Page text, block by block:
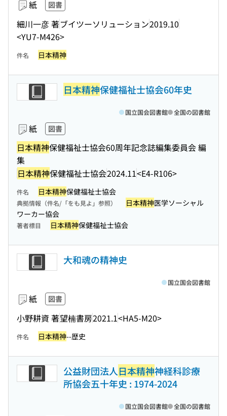
紙 図書
細川一彦 著ブイツーソリューション2019.10
<YU7-M426>
件名 日本精神
日本精神保健福祉士協会60年史
紙 図書
日本精神保健福祉士協会60周年記念誌編集委員会 編
集
日本精神保健福祉士協会2024.11<E4-R106>
国立国会図書館 全国の図書館
件名 日本精神保健福祉士協会
典拠情報（件名/「をも見よ」参照） 日本精神医学ソーシャル
ワーカー協会
著者標目 日本精神保健福祉士協会
大和魂の精神史
紙 図書
小野耕資 著望楠書房2021.1<HA5-M20>
国立国会図書館
件名 日本精神--歴史
公益財団法人日本精神神経科診療
所協会五十年史 : 1974-2024
国立国会図書館 全国の図書館